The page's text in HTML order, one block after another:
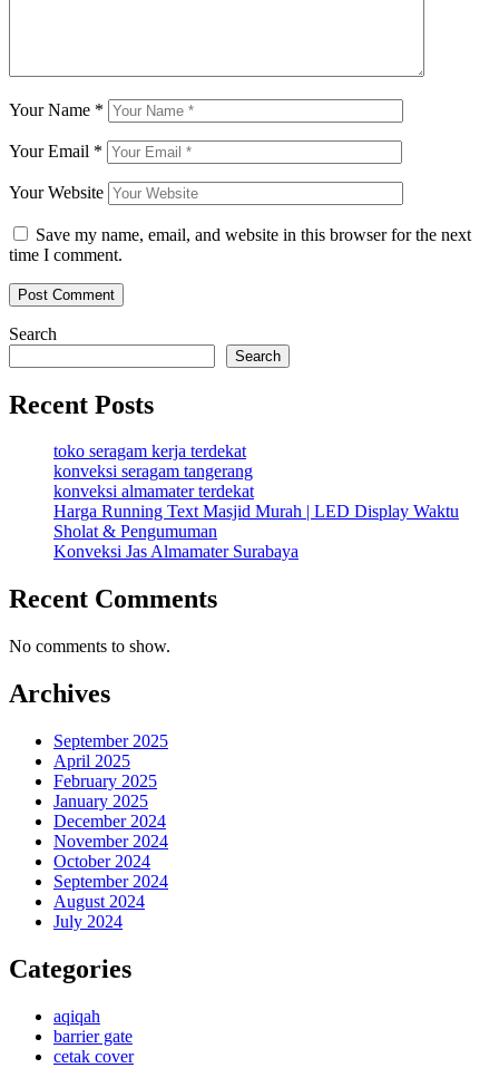
Your Name *
Your Email *
Your Website
Save my name, email, and website in this browser for the next
time I comment.
Search
Search
Recent Posts
toko seragam kerja terdekat
konveksi seragam tangerang
konveksi almamater terdekat
Harga Running Text Masjid Murah | LED Display Waktu
Sholat & Pengumuman
Konveksi Jas Almamater Surabaya
Recent Comments
No comments to show.
Archives
September 2025
April 2025
February 2025
January 2025
December 2024
November 2024
October 2024
September 2024
August 2024
July 2024
Categories
aqiqah
barrier gate
cetak cover